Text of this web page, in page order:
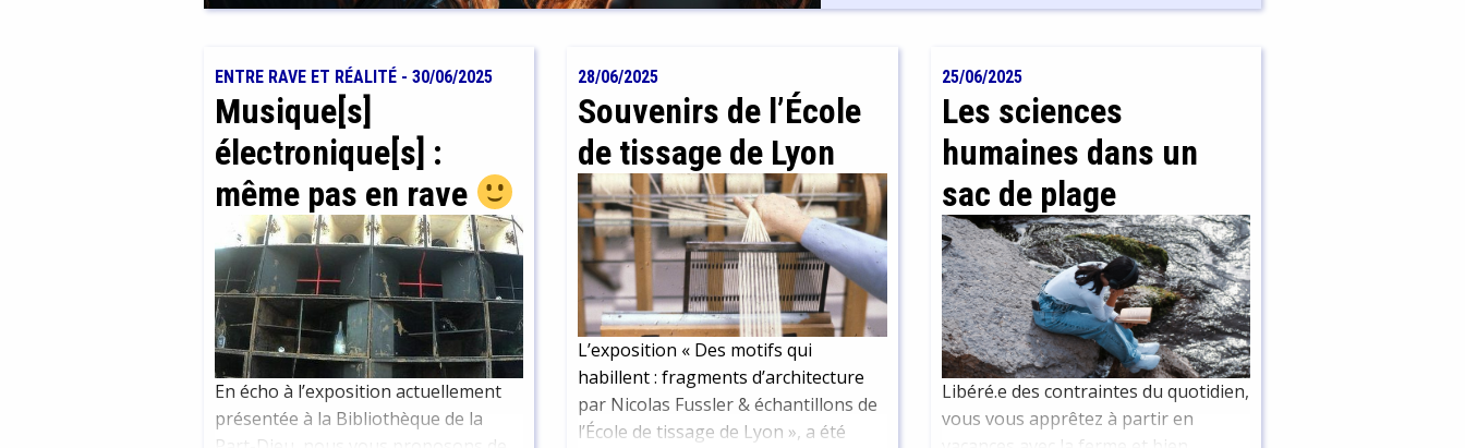
ENTRE RAVE ET RÉALITÉ - 30/06/2025
Musique[s]
électronique[s] :
même pas en rave
En écho à l’exposition actuellement
présentée à la Bibliothèque de la
28/06/2025
Souvenirs de l’École
de tissage de Lyon
L’exposition « Des motifs qui
habillent : fragments d’architecture
par Nicolas Fussler & échantillons de
l’École de tissage de Lyon », a été
25/06/2025
Les sciences
humaines dans un
sac de plage
Libéré.e des contraintes du quotidien,
vous vous apprêtez à partir en